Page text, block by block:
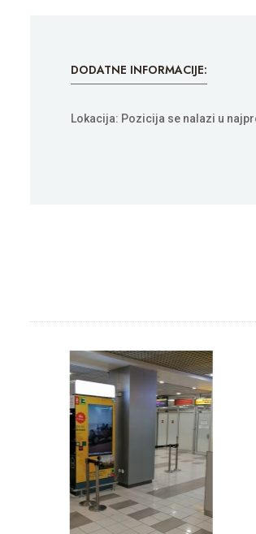
DODATNE INFORMACIJE:
Lokacija: Pozicija se nalazi u